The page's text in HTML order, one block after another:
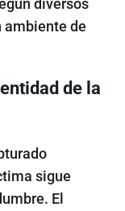
diversos
ambiente de
de la
sigue
El